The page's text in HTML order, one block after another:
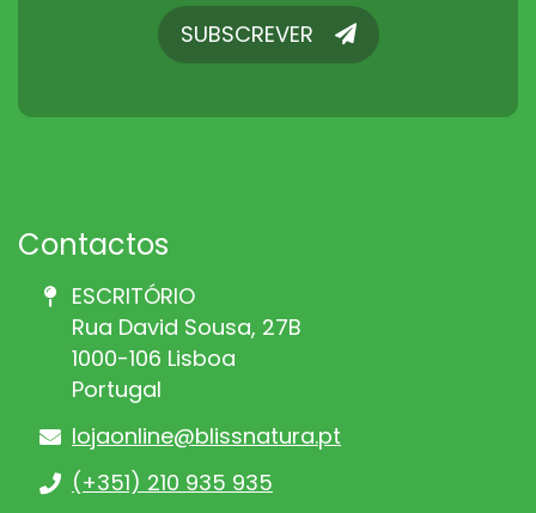
SUBSCREVERSUBSCREVER
Contactos
ESCRITÓRIO
Rua David Sousa, 27B
1000-106 Lisboa
Portugal
lojaonline@blissnatura.pt
(+351) 210 935 935